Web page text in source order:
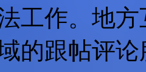
工作。地
的跟帖评